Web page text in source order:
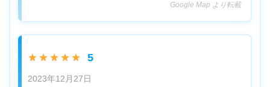
Google Map より転載
★★★★★ 5
2023年12月27日